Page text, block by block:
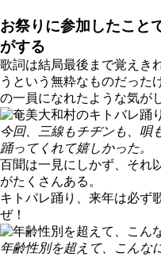
お祭りに参加したこと
がする
歌詞は結局最後まで覚えき
うという無粋なものだった
の一員になれたような気が
今回、三線もチヂンも、唄
踊ってくれて嬉しかった。
百聞は一見にしかず、それ
がたくさんある。
キトバレ踊り、来年は必ず
ぜ！
年齢性別を超えて、こんな